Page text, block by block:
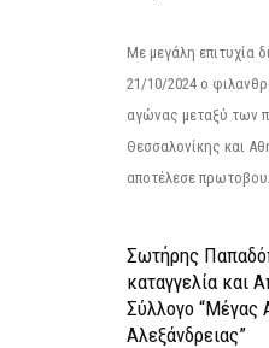
Με μεγάλη επιτυχία
21/10/2024 ο
αγώνας μεταξύ των
Θεσσαλονίκης και
αποτέλεσε
Σωτήρης
καταγγελία και
Σύλλογο “Μέγας
Αλεξάνδρειας”